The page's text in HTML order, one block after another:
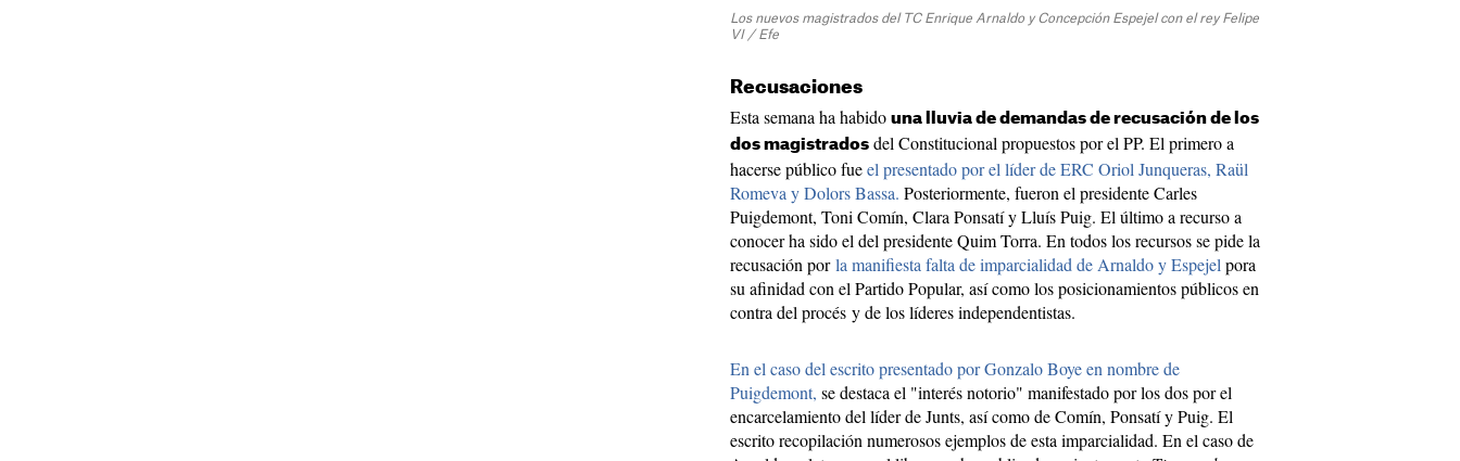
Los nuevos magistrados del TC Enrique Arnaldo y Concepción Espejel con el rey Felipe
VI / Efe
Recusaciones
Esta semana ha habido una lluvia de demandas de recusación de los
dos magistrados del Constitucional propuestos por el PP. El primero a
hacerse público fueel presentado por el líder de ERC Oriol Junqueras, Raül
Romeva y Dolors Bassa. Posteriormente, fueron el presidente Carles
Puigdemont, Toni Comín, Clara Ponsatí y Lluís Puig. El último a recurso a
conocer ha sido el del presidente Quim Torra. En todos los recursos se pide la
recusación porla manifiesta falta de imparcialidad de Arnaldo y Espejel pora
su afinidad con el Partido Popular, así como los posicionamientos públicos en
contra del procés y de los líderes independentistas.
En el caso del escrito presentado por Gonzalo Boye en nombre de
Puigdemont, se destaca el "interés notorio" manifestado por los dos por el
encarcelamiento del líder de Junts, así como de Comín, Ponsatí y Puig. El
escrito recopilación numerosos ejemplos de esta imparcialidad. En el caso de